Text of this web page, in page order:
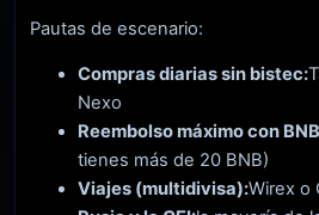
Pautas de escenario:
Compras diarias sin bistec:
Nexo
Reembolso máximo con
tienes más de 20 BNB)
Viajes (multidivisa):Wirex o